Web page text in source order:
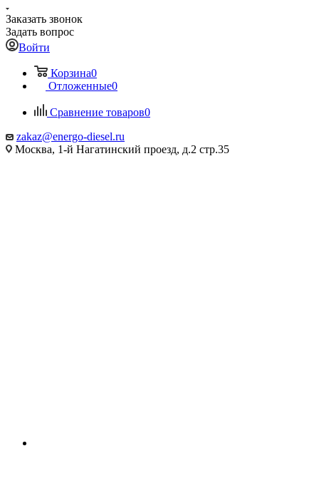
Заказать звонок
Задать вопрос
Войти
Корзина0
Отложенные0
Сравнение товаров0
zakaz@energo-diesel.ru
Москва, 1-й Нагатинский проезд, д.2 стр.35